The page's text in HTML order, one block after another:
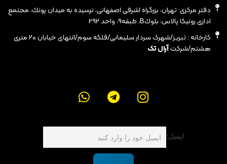
دفتر مرکزی: تهران، بزرگراه اشرفى اصفهانى، نرسيده به ميدان پونك، مجتمع
ادارى رونيكا پالاس، بلوكB، طبقه٩، واحد ٢٩٢
کارخانه : تبریز/شهرک سردار سلیمانی/فلکه سوم/انتهای خیابان ۲۰ متری
هشتم/شرکتآرال تک
ایمیل: